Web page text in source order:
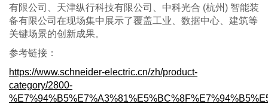
有限公司、天津纵行科技有限公司、中科光合 (杭州) 智能装
备有限公司‌在现场集中展示了覆盖工业、数据中心、建筑等
关键场景的创新成果。
参考链接：
https://www.schneider-electric.cn/zh/product-
category/2800-